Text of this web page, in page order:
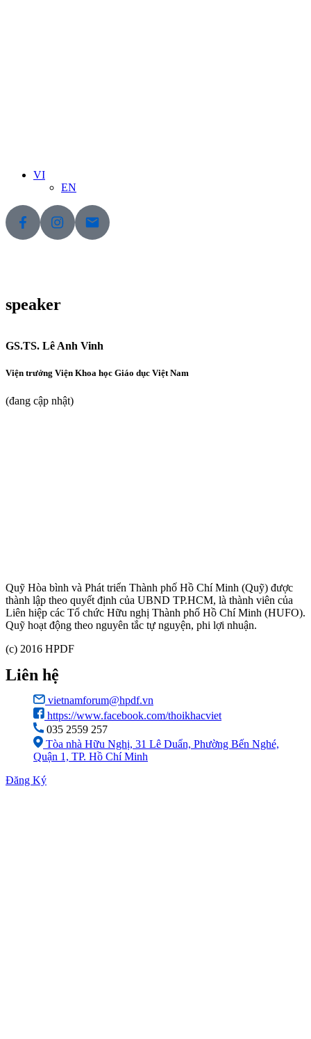
VI
EN
speaker
GS.TS. Lê Anh Vinh
Viện trưởng Viện Khoa học Giáo dục Việt Nam
(đang cập nhật)
Quỹ Hòa bình và Phát triển Thành phố Hồ Chí Minh (Quỹ) được
thành lập theo quyết định của UBND TP.HCM, là thành viên của
Liên hiệp các Tổ chức Hữu nghị Thành phố Hồ Chí Minh (HUFO).
Quỹ hoạt động theo nguyên tắc tự nguyện, phi lợi nhuận.
(c) 2016 HPDF
Liên hệ
vietnamforum@hpdf.vn
https://www.facebook.com/thoikhacviet
035 2559 257
Tòa nhà Hữu Nghị, 31 Lê Duẩn, Phường Bến Nghé,
Quận 1, TP. Hồ Chí Minh
Đăng Ký